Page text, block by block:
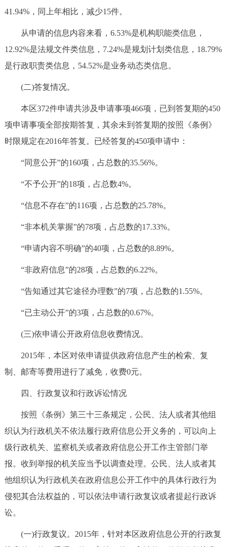
41.94%，同上年相比，减少15件。
从申请的信息内容来看，6.53%是机构职能类信息，
12.92%是法规文件类信息，7.24%是规划计划类信息，18.79%
是行政职责类信息，54.52%是业务动态类信息。
(二)答复情况。
本区372件申请共涉及申请事项466项，已到答复期的450
项申请事项全部按期答复，其余未到答复期的按照《条例》
时限规定在2016年答复。已经答复的450项申请中：
“同意公开”的160项，占总数的35.56%。
“不予公开”的18项，占总数4%。
“信息不存在”的116项，占总数的25.78%。
“非本机关掌握”的78项，占总数的17.33%。
“申请内容不明确”的40项，占总数的8.89%。
“非政府信息”的28项，占总数的6.22%。
“告知通过其它途径办理数”的7项，占总数的1.55%。
“已主动公开”的3项，占总数的0.67%。
(三)依申请公开政府信息收费情况。
2015年，本区对依申请提供政府信息产生的检索、复
制、邮寄等费用进行了减免，收费0元。
四、行政复议和行政诉讼情况
按照《条例》第三十三条规定，公民、法人或者其他组
织认为行政机关不依法履行政府信息公开义务的，可以向上
级行政机关、监察机关或者政府信息公开工作主管部门举
报。收到举报的机关应当予以调查处理。公民、法人或者其
他组织认为行政机关在政府信息公开工作中的具体行政行为
侵犯其合法权益的，可以依法申请行政复议或者提起行政诉
讼。
(一)行政复议。2015年，针对本区政府信息公开的行政复